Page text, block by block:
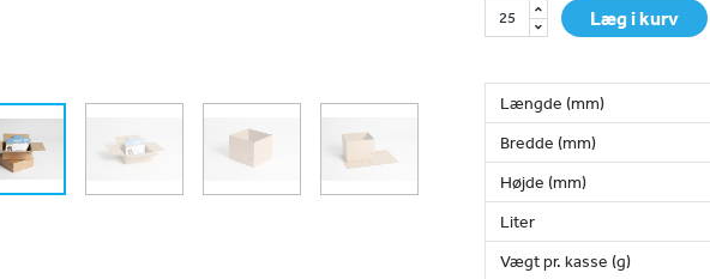
Læg i kurv
Længde (mm)
Bredde (mm)
Højde (mm)
Liter
Vægt pr. kasse (g)